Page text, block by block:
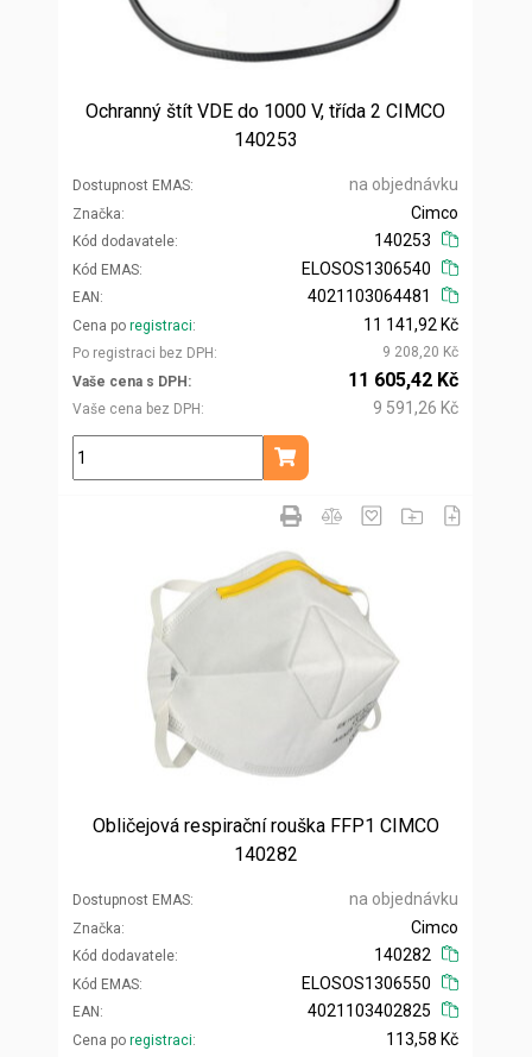
Ochranný štít VDE do 1000 V, třída 2 CIMCO
140253
Dostupnost EMAS na objednávku
Značka
Kód dodavatele
Cimco
140253
Kód EMAS
EAN
ELOSOS1306540
4021103064481
Cena po registraci
Po registraci bez DPH
11 141,92 Kč
9 208,20 Kč
Vaše cena s DPH
Vaše cena bez DPH
11 605,42 Kč
9 591,26 Kč
ks
Přidat do košíku
Obličejová respirační rouška FFP1 CIMCO
140282
Dostupnost EMAS na objednávku
Značka
Kód dodavatele
Cimco
140282
Kód EMAS
EAN
ELOSOS1306550
4021103402825
Cena po registraci
113,58 Kč